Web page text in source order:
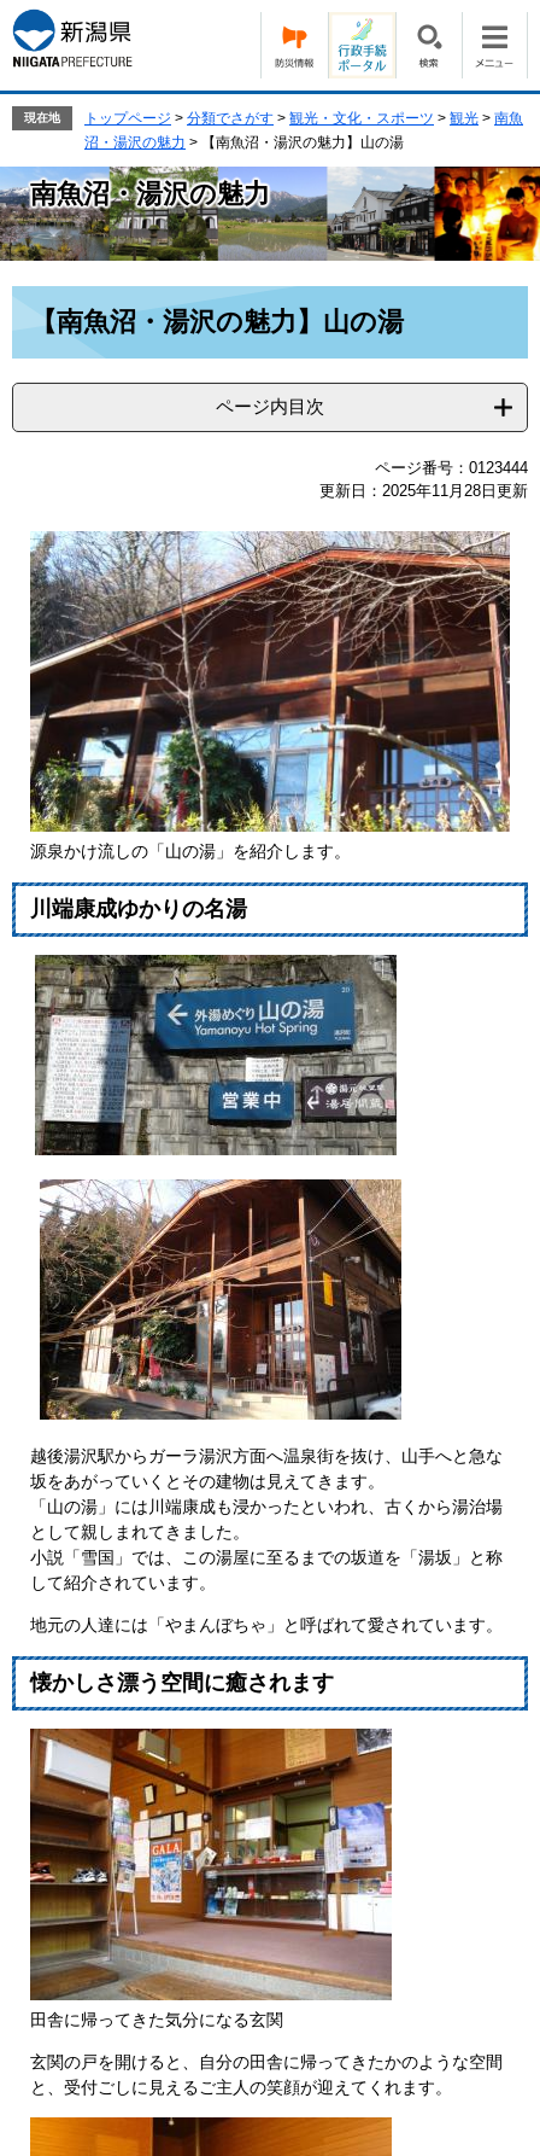
ー
ジ
の
で
す。
ニ
ュ
ー
ば
し
て
本
文
へ
現在地 トップページ > 分類でさがす > 観光・文化・スポーツ > 観光 > 南魚
沼・湯沢の魅力 > 【南魚沼・湯沢の魅力】山の湯
南魚沼・湯沢の魅力
【南魚沼・湯沢の魅力】山の湯
ページ内目次
ページ番号：0123444
更新日：2025年11月28日更新
源泉かけ流しの「山の湯」を紹介します。
川端康成ゆかりの名湯
越後湯沢駅からガーラ湯沢方面へ温泉街を抜け、山手へと急な
坂をあがっていくとその建物は見えてきます。
「山の湯」には川端康成も浸かったといわれ、古くから湯治場
として親しまれてきました。
小説「雪国」では、この湯屋に至るまでの坂道を「湯坂」と称
して紹介されています。
地元の人達には「やまんぼちゃ」と呼ばれて愛されています。
懐かしさ漂う空間に癒されます
田舎に帰ってきた気分になる玄関
玄関の戸を開けると、自分の田舎に帰ってきたかのような空間
と、受付ごしに見えるご主人の笑顔が迎えてくれます。